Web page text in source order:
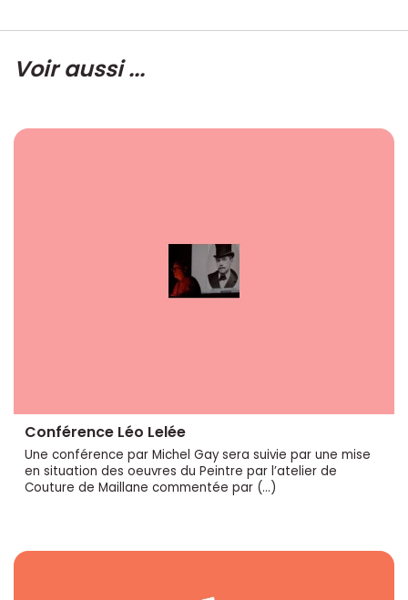
Voir aussi ...
Conférence Léo Lelée
Une conférence par Michel Gay sera suivie par une mise
en situation des oeuvres du Peintre par l’atelier de
Couture de Maillane commentée par (…)